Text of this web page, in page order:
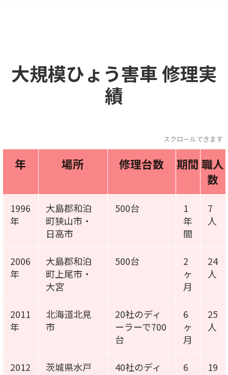
大規模ひょう害車修理実
績
スクロールできます
年 場所 修理台数 期間 職人
数
1996
年
大島郡和泊
町狭山市・
日高市
500台
1
年
間
7
人
2006
年
大島郡和泊
町上尾市・
大宮
500台
2
ヶ
月
24
人
2011
年
北海道北見
市
20社のディ
ーラーで700
台
6
ヶ
月
25
人
2012
茨城県水戸
40社のディ
6
19